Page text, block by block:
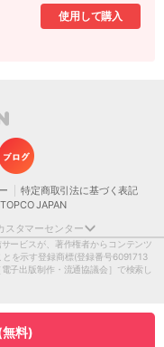
無料)
使用して購入
特定商取引法に基づく表記
JAPAN
スタマーセンター
00～18：30（土・日・祝日は
降にご対応いたしますことをご
からお送りするメールが正しく
す。
上げます。
または全部を 複製、転載、送
権侵害となり、著作権法に基づ
Shibuya-ku, Tokyo, 150-
ービスが、著作権者からコンテンツ
を示す登録商標(登録番号6091713
子出版制作・流通協議会］で検索し